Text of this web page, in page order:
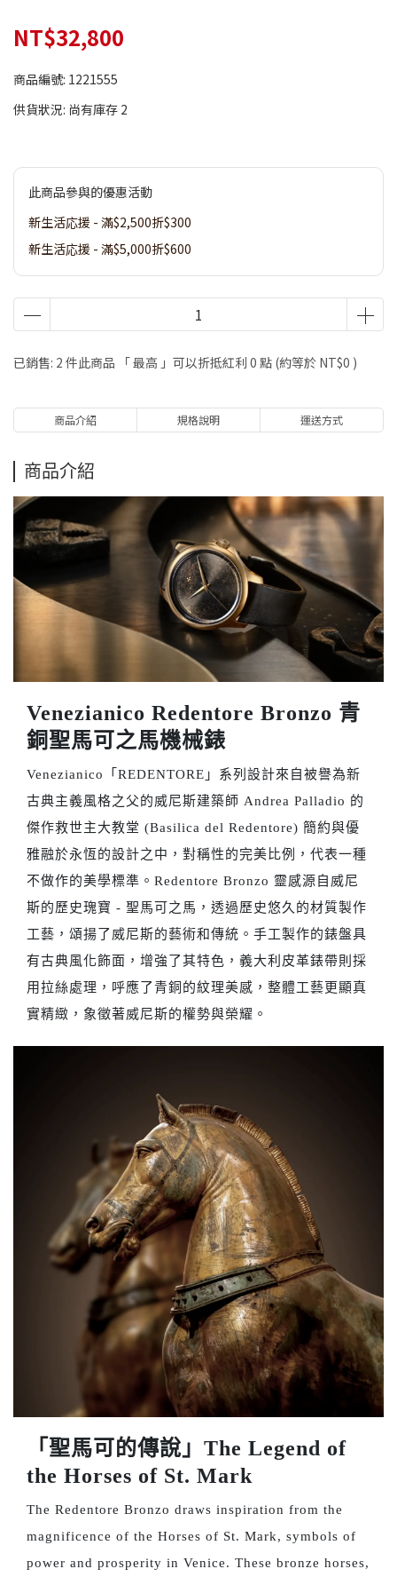
NT$32,800
商品編號: 1221555
供貨狀況: 尚有庫存 2
此商品參與的優惠活動
新生活応援 - 滿$2,500折$300
新生活応援 - 滿$5,000折$600
已銷售: 2 件此商品 「 最高 」可以折抵紅利 0 點 (約等於 NT$0 )
商品介紹 規格說明 運送方式
商品介紹
Venezianico Redentore Bronzo 青
銅聖馬可之馬機械錶
Venezianico「REDENTORE」系列設計來自被譽為新
古典主義風格之父的威尼斯建築師 Andrea Palladio 的
傑作救世主大教堂 (Basilica del Redentore) 簡約與優
雅融於永恆的設計之中，對稱性的完美比例，代表一種
不做作的美學標準。Redentore Bronzo 靈感源自威尼
斯的歷史瑰寶 - 聖馬可之馬，透過歷史悠久的材質製作
工藝，頌揚了威尼斯的藝術和傳統。手工製作的錶盤具
有古典風化飾面，增強了其特色，義大利皮革錶帶則採
用拉絲處理，呼應了青銅的紋理美感，整體工藝更顯真
實精緻，象徵著威尼斯的權勢與榮耀。
「聖馬可的傳說」The Legend of
the Horses of St. Mark
The Redentore Bronzo draws inspiration from the
magnificence of the Horses of St. Mark, symbols of
power and prosperity in Venice. These bronze horses,